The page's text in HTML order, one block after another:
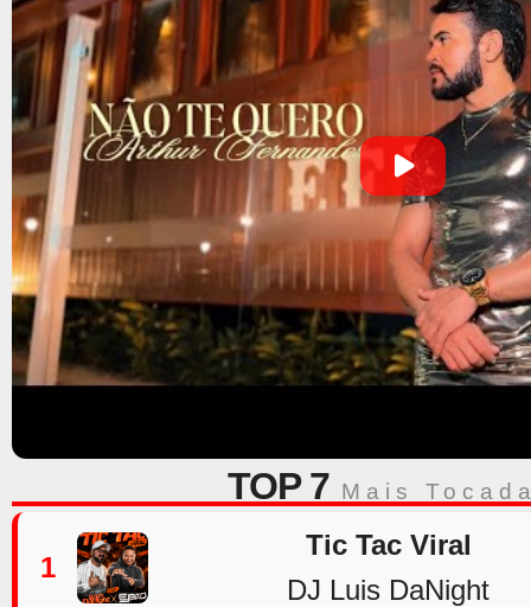
TOP 7 Mais
1
Tic Tac Viral
DJ Luis DaNight